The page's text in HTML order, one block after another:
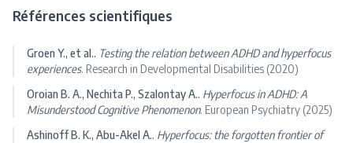
Références scientifiques
Groen Y., et al.. Testing the relation between ADHD and hyperfocus
experiences. Research in Developmental Disabilities (2020)
Oroian B. A., Nechita P., Szalontay A.. Hyperfocus in ADHD: A
Misunderstood Cognitive Phenomenon. European Psychiatry (2025)
Ashinoff B. K., Abu-Akel A.. Hyperfocus: the forgotten frontier of